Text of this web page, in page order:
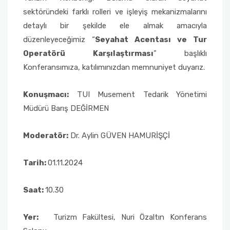
sektöründeki farklı rolleri ve işleyiş mekanizmalarını
detaylı bir şekilde ele almak amacıyla
düzenleyeceğimiz “Seyahat Acentası ve Tur
Operatörü Karşılaştırması” başlıklı
Konferansımıza, katılımınızdan memnuniyet duyarız.
Konuşmacı: TUI Musement Tedarik Yönetimi
Müdürü Barış DEĞİRMEN
Moderatör: Dr. Aylin GÜVEN HAMURİŞÇİ
Tarih:01.11.2024
Saat:10.30
Yer: Turizm Fakültesi, Nuri Özaltın Konferans
Faaliyet Raporları
Akademik Tören
İletişim Fakültesi
Kemer Denizcilik Fakültesi
Kumluca Sağlık Bilimleri Fakültesi
Mühendislik Fakültesi
Serik Gülsün Süleyman Süral MYO
Sosyal Bilimler MYO
Teknik Bilimler MYO
Yapı İşleri ve Teknik Daire Başkanlığı
Uluslararası İlişkiler Ofisi
Sıkça Sorulan Sorular
Online Sağlık Hizmetleri Randevu Sistemi
Yönetim Sistemi)
Dış Kaynaklı Proje Takip Sistemi
AB Projeleri
Web of Science
SciVal